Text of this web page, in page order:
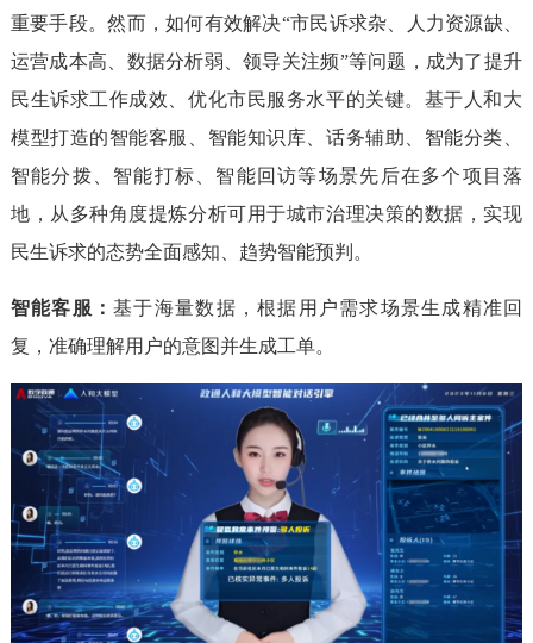
重要手段。然而，如何有效解决“市民诉求杂、人力资源缺、
运营成本高、数据分析弱、领导关注频”等问题，成为了提升
民生诉求工作成效、优化市民服务水平的关键。基于人和大
模型打造的智能客服、智能知识库、话务辅助、智能分类、
智能分拨、智能打标、智能回访等场景先后在多个项目落
地，从多种角度提炼分析可用于城市治理决策的数据，实现
民生诉求的态势全面感知、趋势智能预判。
智能客服：基于海量数据，根据用户需求场景生成精准回
复，准确理解用户的意图并生成工单。